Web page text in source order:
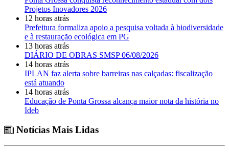
Projetos Inovadores 2026
12 horas atrás
Prefeitura formaliza apoio a pesquisa voltada à biodiversidade
e à restauração ecológica em PG
13 horas atrás
DIÁRIO DE OBRAS SMSP 06/08/2026
14 horas atrás
IPLAN faz alerta sobre barreiras nas calçadas: fiscalização
está atuando
14 horas atrás
Educação de Ponta Grossa alcança maior nota da história no
Ideb
Notícias Mais Lidas